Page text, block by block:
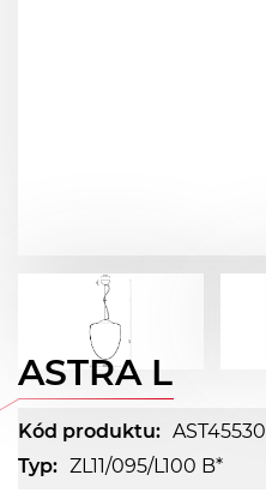
ASTRA L
Kód produktu: AST45530
Typ: ZL11/095/L100 B*